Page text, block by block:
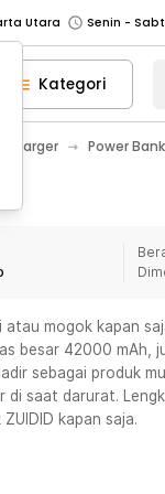
Utara
Jakarta Barat
Senin -
Senin - Jumat
Senin - Jumat
Senin -
Senin -
Jakarta Barat
Senin
Senin - Jumat
Kategori
Charger Power Bank
mogok kapan
besar 42000 mAh,
sebagai produk
di saat darurat.
kapan saja.